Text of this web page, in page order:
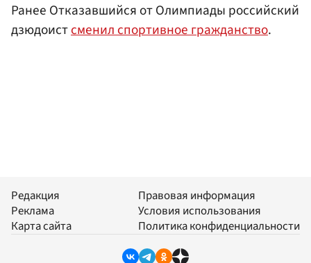
Ранее Отказавшийся от Олимпиады российский
дзюдоистсменил спортивное гражданство.
Редакция
Реклама
Карта сайта
Правовая информация
Условия использования
Политика конфиденциальности